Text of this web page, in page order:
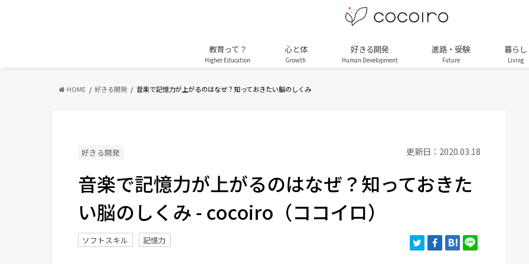
教育って？
Higher Education
心と体
Growth
好きる開発
Human Development
進路・受験
Future
暮らし
Living
HOME 好きる開発 音楽で記憶力が上がるのはなぜ？知っておきたい脳のしくみ
好きる開発 更新日：2020.03.18
音楽で記憶力が上がるのはなぜ？知っておきた
い脳のしくみ - cocoiro（ココイロ）
ソフトスキル 記憶力